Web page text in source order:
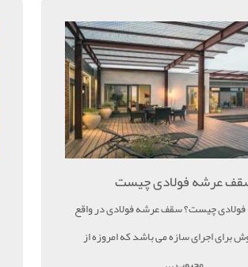
عرشه فولادی چیست
چیست؟ سقف عرشه فولادی در واقع
برای اجرای سازه می باشد که امروزه از